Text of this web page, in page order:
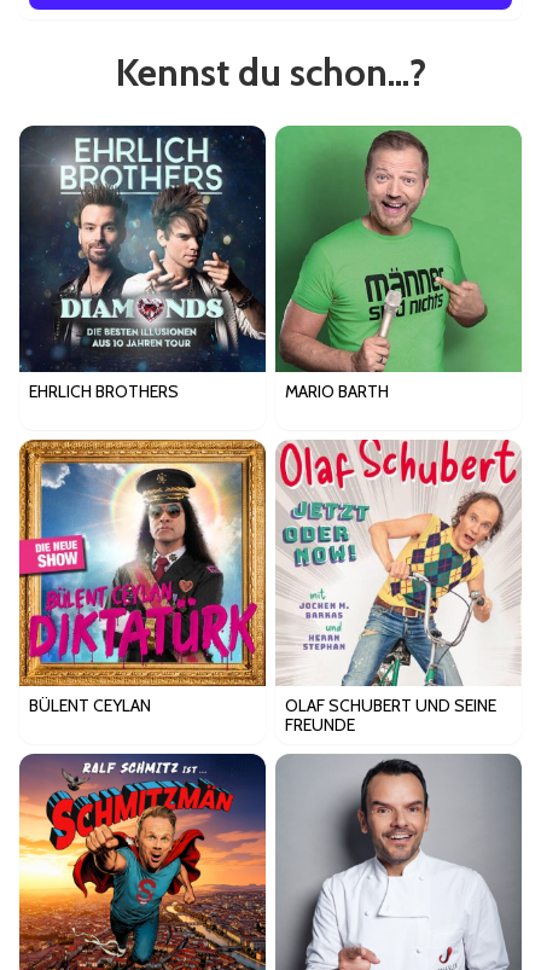
Kennst du schon...?
EHRLICH BROTHERS MARIO BARTH
BÜLENT CEYLAN
OLAF SCHUBERT UND SEINE
FREUNDE